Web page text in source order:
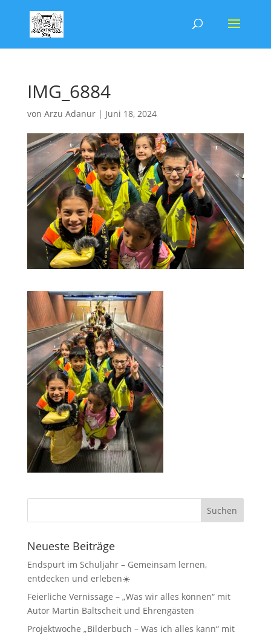
IMG_6884
von Arzu Adanur| Juni 18, 2024
Neueste Beiträge
Endspurt im Schuljahr – Gemeinsam lernen,
entdecken und erleben☀️
Feierliche Vernissage – „Was wir alles können“ mit
Autor Martin Baltscheit und Ehrengästen
Projektwoche „Bilderbuch – Was ich alles kann“ mit